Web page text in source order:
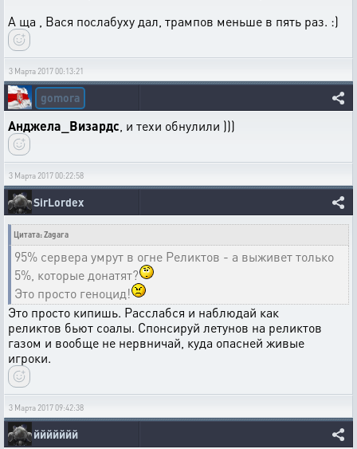
А ща , Вася послабуху дал, трампов меньше в пять раз. :)
3 Марта 2017 00:13:21
gomora
Анджела_Визардс , и техи обнулили )))
3 Марта 2017 00:22:58
SirLordex
Цитата: Zagara
95% сервера умрут в огне Реликтов - а выживет только
5%, которые донатят?
Это просто геноцид!
Это просто кипишь. Расслабся и наблюдай как
реликтов бьют соалы. Спонсируй летунов на реликтов
газом и вообще не нервничай, куда опасней живые
игроки.
3 Марта 2017 09:42:38
ййййййй